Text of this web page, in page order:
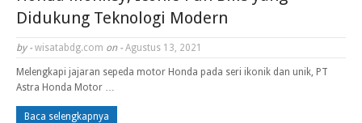
Didukung Teknologi Modern
by - wisatabdg.com on - Agustus 13, 2021
Melengkapi jajaran sepeda motor Honda pada seri ikonik dan unik, PT
Astra Honda Motor …
Baca selengkapnya